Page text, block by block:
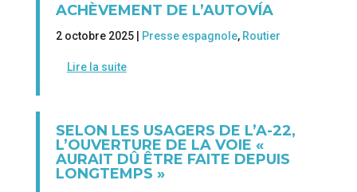
ACHÈVEMENT DE L’AUTOVÍA
2 octobre 2025 | Presse espagnole, Routier
Lire la suite
SELON LES USAGERS DE L’A-22,
L’OUVERTURE DE LA VOIE «
AURAIT DÛ ÊTRE FAITE DEPUIS
LONGTEMPS »